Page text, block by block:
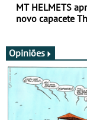
MT HELMETS
novo capacete
Opiniões